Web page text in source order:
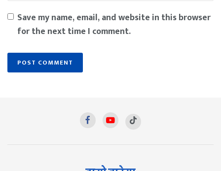
Save my name, email, and website in this browser
for the next time I comment.